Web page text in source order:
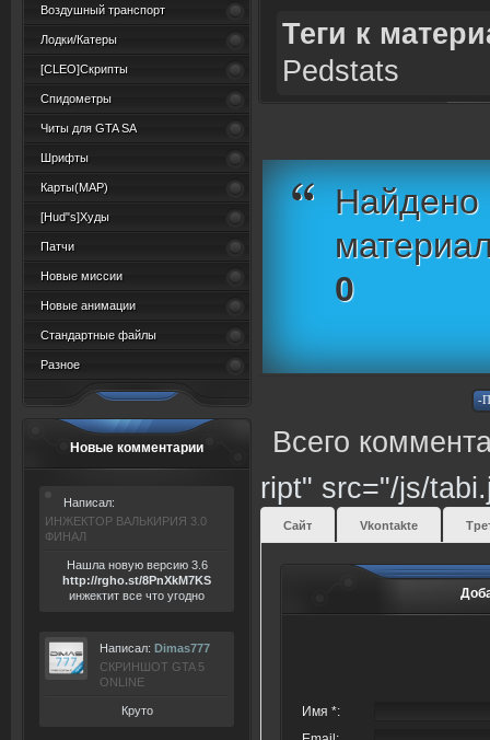
Воздушный транспорт
Лодки/Катеры
[CLEO]Скрипты
Спидометры
Читы для GTA SA
Шрифты
Карты(MAP)
[Hud"s]Худы
Патчи
Новые миссии
Новые анимации
Стандартные файлы
Разное
Новые комментарии
Написал:
ИНЖЕКТОР ВАЛЬКИРИЯ 3.0
ФИНАЛ
Нашла новую версию 3.6
http://rgho.st/8PnXkM7KS
инжектит все что угодно
Написал: Dimas777
СКРИНШОТ GTA 5
ONLINE
Круто
Теги к
Pedstats
Найдено
0
Всего
ript" src="/js/
Сайт Vkontakte
Имя *: